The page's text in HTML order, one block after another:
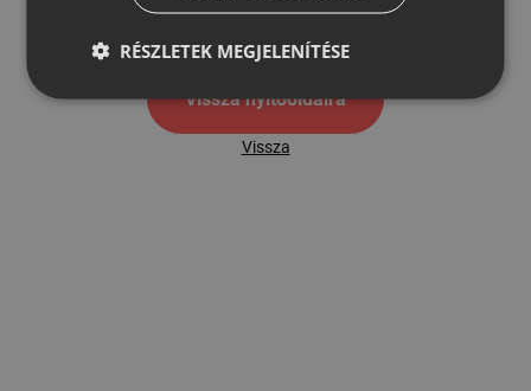
Vissza nyítóoldalra
Vissza
RÉSZLETEK MEGJELENÍTÉSE